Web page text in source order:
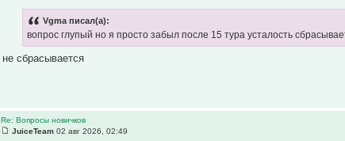
Vgma писал(а):
вопрос глупый но я просто забыл после 15 тура усталость
не сбрасывается
Re: Вопросы новичков
JuiceTeam 02 авг 2026, 02:49